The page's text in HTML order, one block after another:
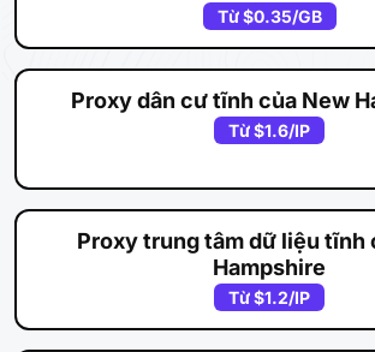
Từ$0.35/GB
Proxy dân cư tĩnh của New
Từ$1.6/IP
Proxy trung tâm dữ liệu tĩnh
Hampshire
Từ$1.2/IP